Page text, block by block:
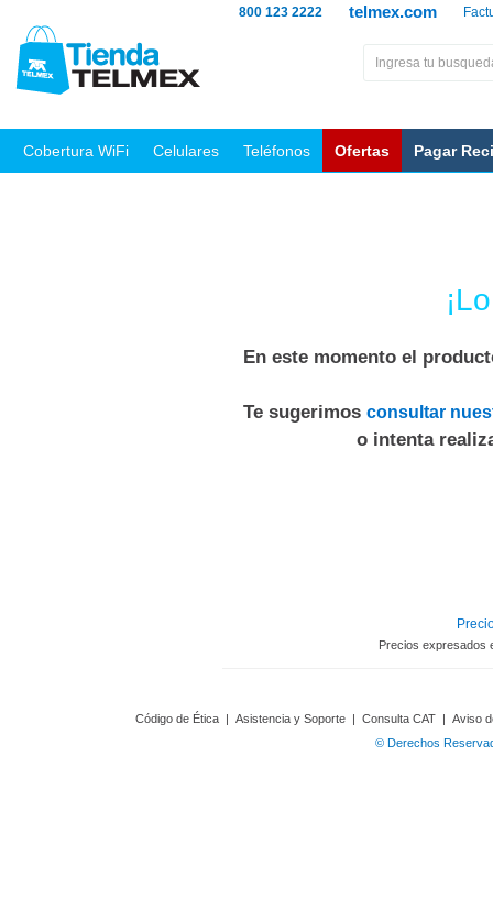
telmex.com
800 123 2222
Cobertura WiFi Celulares Teléfonos Ofertas Pagar
En este momento el
Te sugerimos consultar
o intenta
Precios expresados
Código de Ética | Asistencia y Soporte | Consulta CAT | Aviso
© Derechos